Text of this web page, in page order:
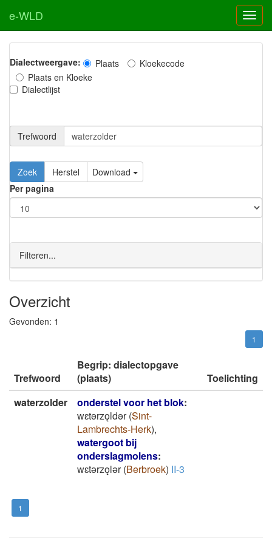
e-WLD
Dialectweergave: Plaats
Kloekecode
Plaats en Kloeke
Dialectlijst
Trefwoord
Download
Per pagina
Filteren...
Overzicht
Gevonden: 1
1
Trefwoord
Begrip: dialectopgave
(plaats)
Toelichting
waterzolder
onderstel voor het blok:
wɛtǝrzǫldǝr(Sint-
Lambrechts-Herk),
watergoot bij
onderslagmolens:
wɛtǝrzǫlǝr(Berbroek) II-3
1